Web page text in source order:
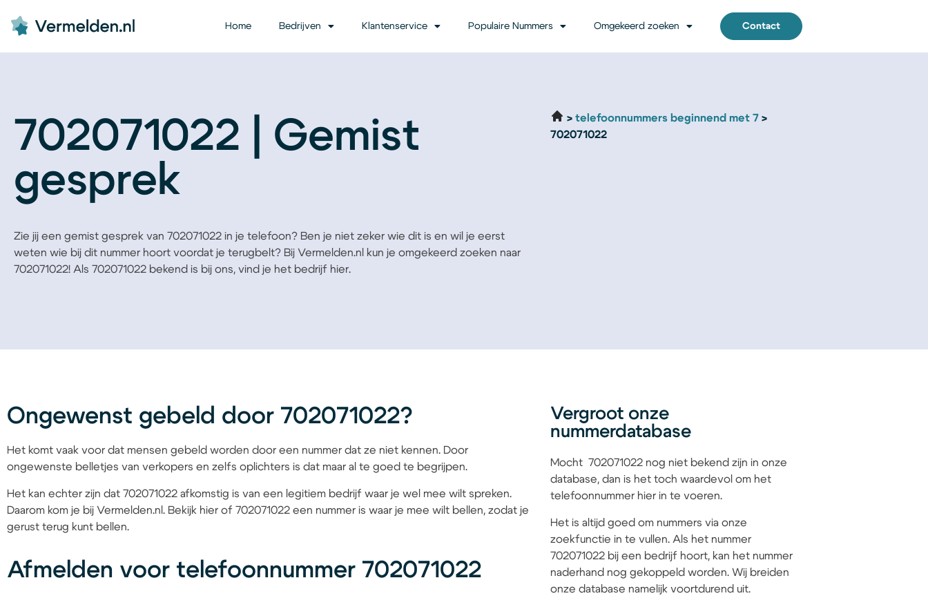
Home Bedrijven Klantenservice Populaire Nummers Omgekeerd zoeken Contact
702071022 | Gemist
gesprek
Zie jij een gemist gesprek van 702071022 in je telefoon? Ben je niet zeker wie dit is en wil je eerst
weten wie bij dit nummer hoort voordat je terugbelt? Bij Vermelden.nl kun je omgekeerd zoeken naar
702071022! Als 702071022 bekend is bij ons, vind je het bedrijf hier.
telefoonnummers beginnend met 7
702071022
Ongewenst gebeld door 702071022?
Het komt vaak voor dat mensen gebeld worden door een nummer dat ze niet kennen. Door
ongewenste belletjes van verkopers en zelfs oplichters is dat maar al te goed te begrijpen.
Het kan echter zijn dat 702071022 afkomstig is van een legitiem bedrijf waar je wel mee wilt spreken.
Daarom kom je bij Vermelden.nl. Bekijk hier of 702071022 een nummer is waar je mee wilt bellen, zodat je
gerust terug kunt bellen.
Afmelden voor telefoonnummer 702071022
Vergroot onze
nummerdatabase
Mocht 702071022 nog niet bekend zijn in onze
database, dan is het toch waardevol om het
telefoonnummer hier in te voeren.
Het is altijd goed om nummers via onze
zoekfunctie in te vullen. Als het nummer
702071022 bij een bedrijf hoort, kan het nummer
naderhand nog gekoppeld worden. Wij breiden
onze database namelijk voortdurend uit.